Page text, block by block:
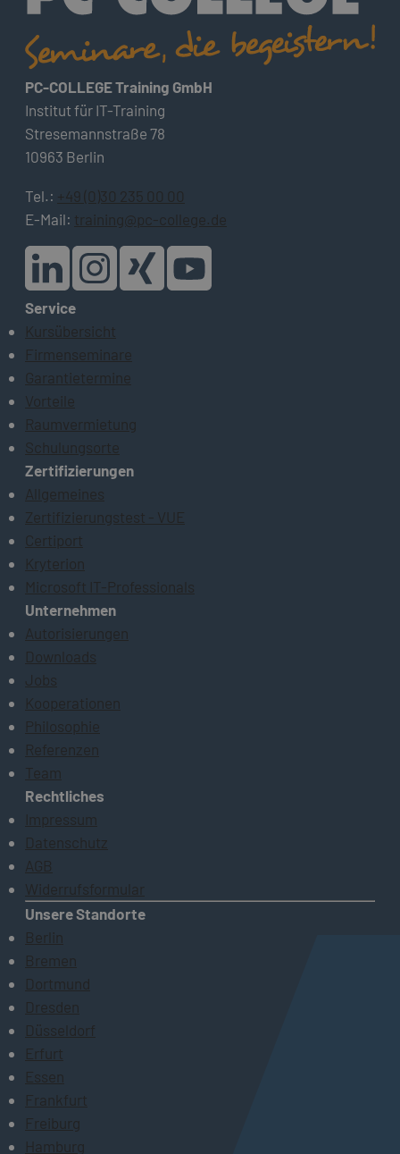
PC-COLLEGE Training GmbH
Institut für IT-Training
Stresemannstraße 78
10963 Berlin
Tel.: +49 (0)30 235 00 00
E-Mail: training@pc-college.de
Service
Kursübersicht
Firmenseminare
Garantietermine
Vorteile
Raumvermietung
Schulungsorte
Zertifizierungen
Allgemeines
Zertifizierungstest - VUE
Certiport
Kryterion
Microsoft IT-Professionals
Unternehmen
Autorisierungen
Downloads
Jobs
Kooperationen
Philosophie
Referenzen
Team
Rechtliches
Impressum
Datenschutz
AGB
Widerrufsformular
Unsere Standorte
Berlin
Bremen
Dortmund
Dresden
Düsseldorf
Erfurt
Essen
Frankfurt
Freiburg
Hamburg